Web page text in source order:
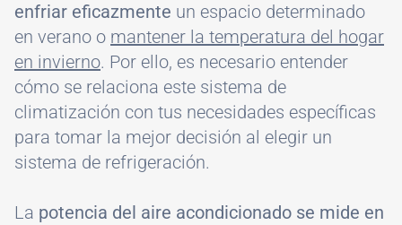
enfriar eficazmente un espacio determinado
en verano o mantener la temperatura del hogar
en invierno. Por ello, es necesario entender
cómo se relaciona este sistema de
climatización con tus necesidades específicas
para tomar la mejor decisión al elegir un
sistema de refrigeración.
La potencia del aire acondicionado se mide en